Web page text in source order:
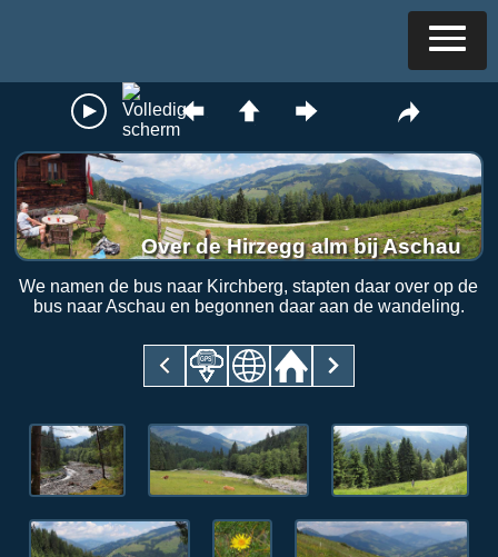
Over de Hirzegg alm bij Aschau
We namen de bus naar Kirchberg, stapten daar over op de
bus naar Aschau en begonnen daar aan de wandeling.